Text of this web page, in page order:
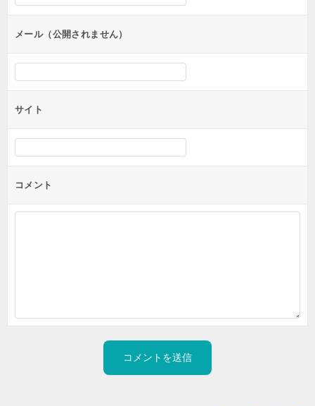
ンメール（公開されません）
サイト
コメント